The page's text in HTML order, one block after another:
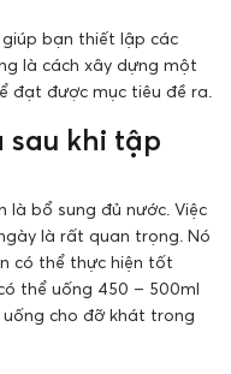
giúp bạn thiết lập các
là cách xây dựng một
đạt được mục tiêu đề ra.
sau khi tập
là bổ sung đủ nước. Việc
là rất quan trọng. Nó
có thể thực hiện tốt
thể uống 450 – 500ml
cho đỡ khát trong